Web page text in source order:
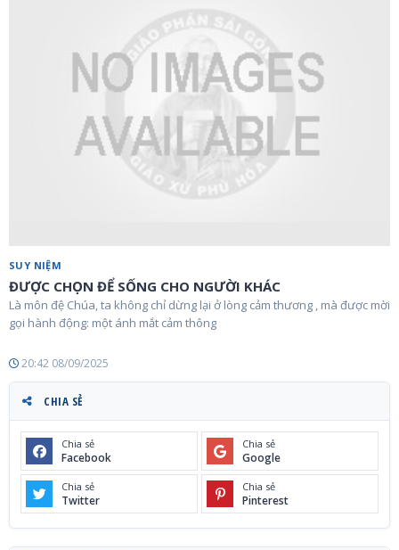
SUY NIỆM
ĐƯỢC CHỌN ĐỂ SỐNG CHO NGƯỜI KHÁC
Là môn đệ Chúa, ta không chỉ dừng lại ở lòng cảm thương , mà được mời
gọi hành động: một ánh mắt cảm thông
20:42 08/09/2025
CHIA SẺ
Chia sẻ
Facebook
Chia sẻ
Google
Chia sẻ
Twitter
Chia sẻ
Pinterest